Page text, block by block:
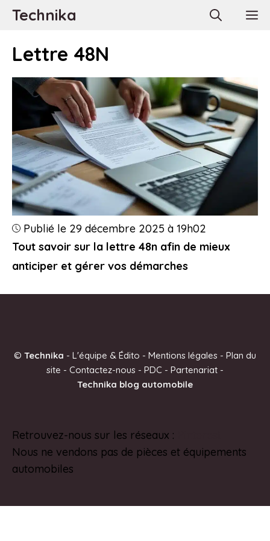
AllerTechnika
Lettre 48N
Tout savoir sur la lettre 48n afin de mieux
anticiper et gérer vos démarches
Publié le 29 décembre 2025 à 19h02
© Technika - L'équipe & Édito - Mentions légales - Plan du
site - Contactez-nous - PDC - Partenariat -
Technika blog automobile
Retrouvez-nous sur les réseaux :
Nous ne vendons pas de pièces et équipements
automobiles